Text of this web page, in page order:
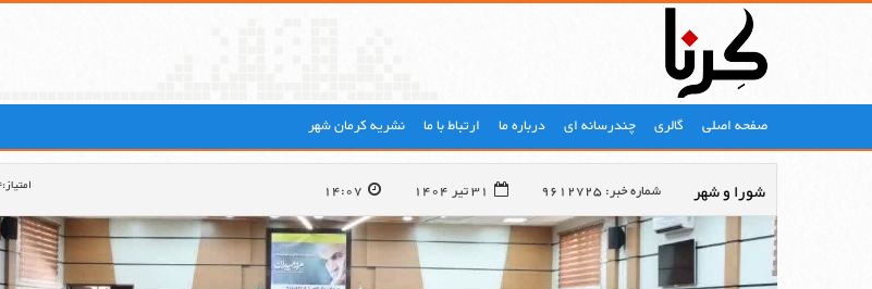
صفحه اصلی گالری چندرسانه ای درباره ما ارتباط با ما نشریه کرمان شهر
شورا و شهر شماره خبر: 9612725 31 تیر 1404 14:07 امتیاز:5/4